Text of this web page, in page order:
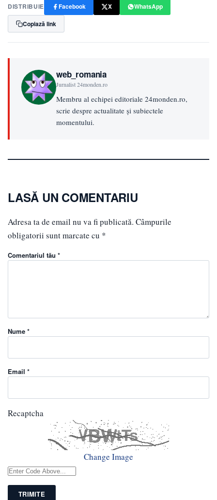
DISTRIBUIE Facebook X
WhatsApp
Copiază link
web_romania
Jurnalist 24monden.ro
Membru al echipei editoriale 24monden.ro,
scrie despre actualitate și subiectele
momentului.
LASĂ UN COMENTARIU
Adresa ta de email nu va fi publicată. Câmpurile
obligatorii sunt marcate cu *
Comentariul tău *
Nume *
Email *
Recaptcha
Change Image
TRIMITE